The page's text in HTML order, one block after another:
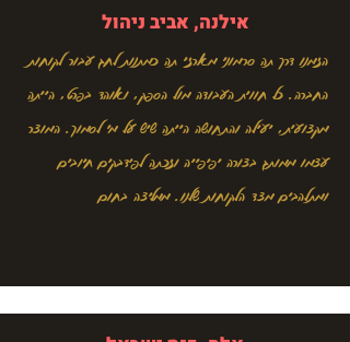
אילנה, אביב ניהול
הזמנו דרך תה סרמוני מארזי תה כמתנות לחג עבור לקוחות
החברה. כל חווית העבודה מול הספק, ואוהד בפרט, הייתה
מקצועית, יעילה והתחושה הייתה שיש על מי לסמוך. המוצר
עצמו ממותג בצורה יפיפייה וזכתה לפידבקים חיובים
ומתלהבים מצד הלקוחות שלנו. ממליצה בחום